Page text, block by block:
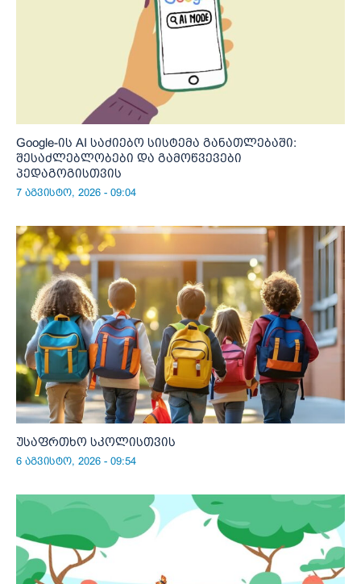
Google-ის AI საძიებო სისტემა განათლებაში:
შესაძლებლობები და გამოწვევები
პედაგოგისთვის
7 აგვისტო, 2026 - 09:04
უსაფრთხო სკოლისთვის
6 აგვისტო, 2026 - 09:54